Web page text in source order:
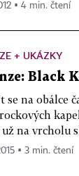
▪ 4 min. čtení
+ UKÁZKY
Black
se na obálce
na vrcholu
▪ 3 min. čtení